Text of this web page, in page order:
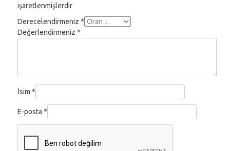
işaretlenmişlerdir
Derecelendirmeniz *
Değerlendirmeniz *
İsim *
E-posta *